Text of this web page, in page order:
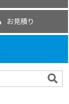
お見積り